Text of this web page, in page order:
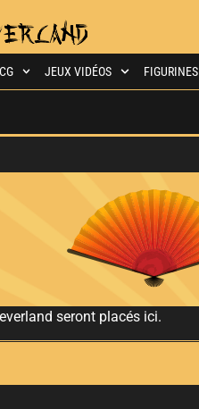
JEUX VIDÉOS FIGURINES
seront placés ici.